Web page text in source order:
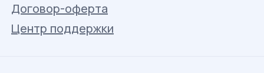
Договор-оферта
Центр поддержки